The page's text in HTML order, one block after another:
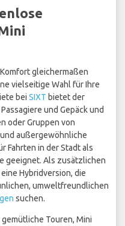
gleichermaßen
vielseitige Wahl für Ihre
bei SIXT bietet der
und Gepäck und
oder Gruppen von
außergewöhnliche
Fahrten in der Stadt als
geeignet. Als zusätzlichen
Hybridversion, die
umweltfreundlichen
suchen.
Touren, Mini